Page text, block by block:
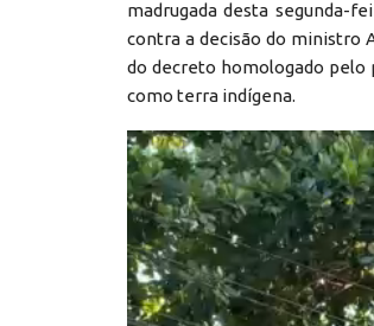
madrugada desta segunda-
contra a decisão do ministro
do decreto homologado pelo
como terra indígena.
Reprodutor
de
vídeo